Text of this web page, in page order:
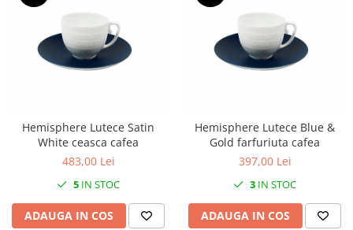
Hemisphere Lutece Satin
White ceasca cafea
483,00 Lei
5 IN STOC
ADAUGA IN COS
Hemisphere Lutece Blue &
Gold farfuriuta cafea
397,00 Lei
3 IN STOC
ADAUGA IN COS